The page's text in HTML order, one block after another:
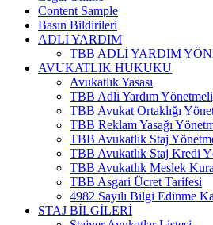
Content Sample
Basın Bildirileri
ADLİ YARDIM
TBB ADLİ YARDIM
AVUKATLIK HUKUKU
Avukatlık Yasası
TBB Adli Yardım
TBB Avukat Ortaklığı
TBB Reklam Yasağı
TBB Avukatlık Staj
TBB Avukatlık Staj Kredi
TBB Avukatlık Meslek
TBB Asgari Ücret Tarifesi
4982 Sayılı Bilgi Edinme
STAJ BİLGİLERİ